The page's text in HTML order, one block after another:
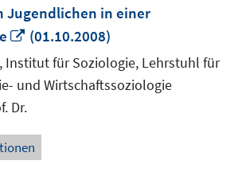
Jugendlichen in einer
In
neuem
Fenster
öffnen
(01.10.2008)
Institut für Soziologie, Lehrstuhl für
und Wirtschaftssoziologie
Dr.